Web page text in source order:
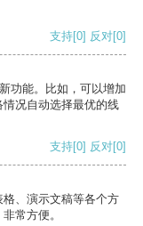
支持[0] 反对[0]
功能。比如，可以增加
况自动选择最优的线
支持[0] 反对[0]
、演示文稿等各个方
常方便。